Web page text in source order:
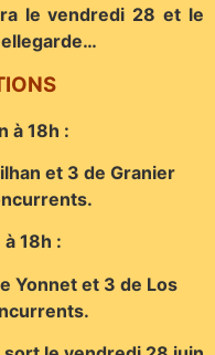
le vendredi 28 et le
à 18h :
et 3 de Granier
18h :
Yonnet et 3 de Los